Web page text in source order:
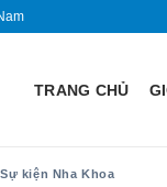
TRANG CHỦ
kiện Nha Khoa